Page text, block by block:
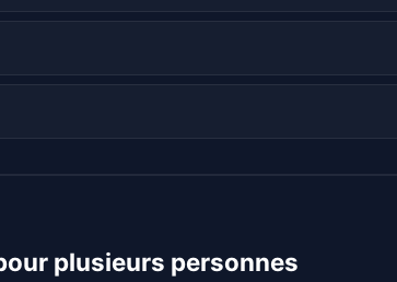
plusieurs personnes